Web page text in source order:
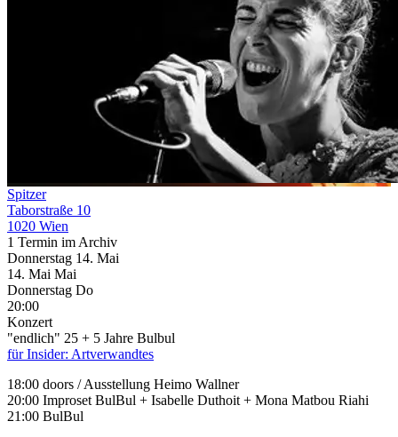
Spitzer
Taborstraße 10
1020 Wien
1 Termin im Archiv
Donnerstag 14. Mai
14. Mai Mai
Donnerstag Do
20:00
Konzert
"endlich" 25 + 5 Jahre Bulbul
für Insider: Artverwandtes
18:00 doors / Ausstellung Heimo Wallner
20:00 Improset BulBul + Isabelle Duthoit + Mona Matbou Riahi
21:00 BulBul